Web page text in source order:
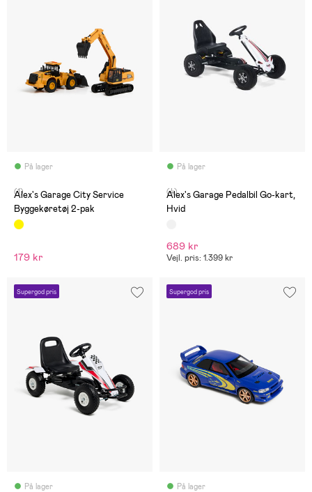
På lager
(1)
Alex's Garage City Service
Byggekøretøj 2-pak
179 kr
På lager
(4)
Alex's Garage Pedalbil Go-kart,
Hvid
689 kr
Vejl. pris: 1.399 kr
Supergod pris
På lager
Supergod pris
På lager